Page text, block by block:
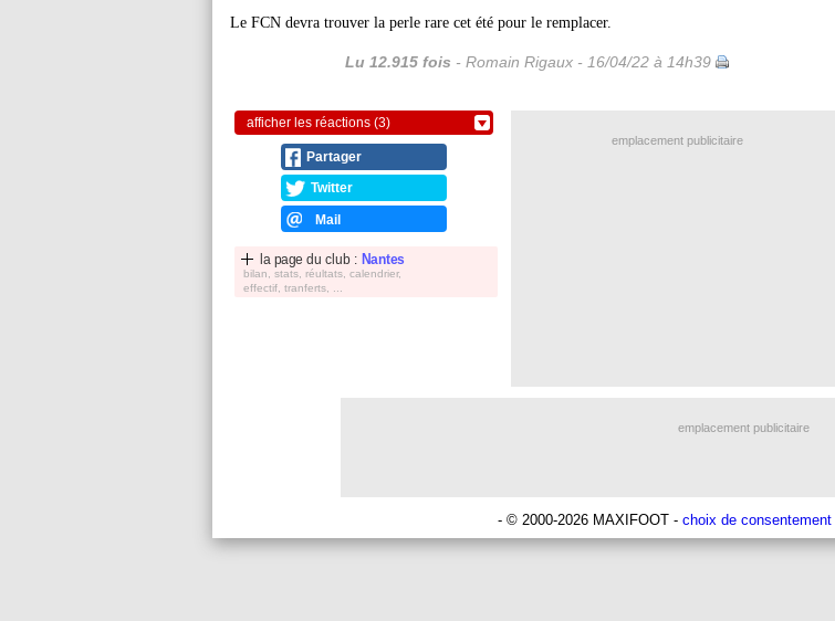
Le FCN devra trouver la perle rare cet été pour le remplacer.
Lu 12.915 fois - Romain Rigaux - 16/04/22 à 14h39
afficher les réactions (3)
Partager
Twitter
Mail
la page du club : Nantes
bilan, stats, réultats, calendrier,
effectif, tranferts, ...
emplacement publicitaire
emplacement publicitaire
- © 2000-2026 MAXIFOOT - choix de consentement